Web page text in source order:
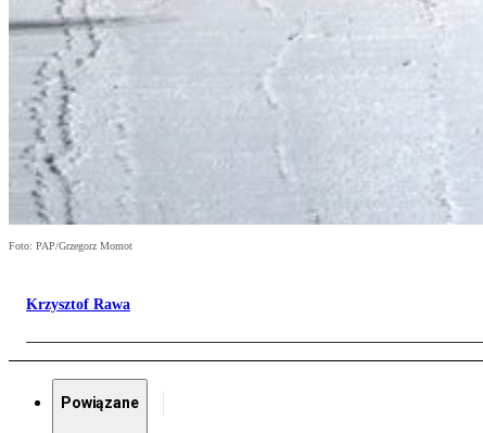
Foto: PAP/Grzegorz Momot
Krzysztof Rawa
Powiązane